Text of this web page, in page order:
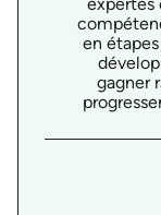
en
gagner